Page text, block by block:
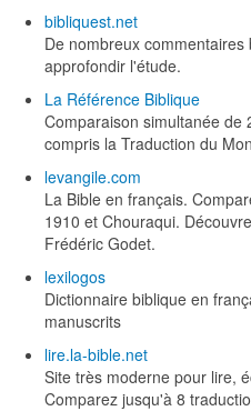
bibliquest.net
De nombreux
approfondir l'étude.
La Référence Biblique
Comparaison simultanée de
compris la Traduction du
levangile.com
La Bible en français.
1910 et Chouraqui.
Frédéric Godet.
lexilogos
Dictionnaire biblique en
manuscrits
lire.la-bible.net
Site très moderne pour lire,
Comparez jusqu'à 8